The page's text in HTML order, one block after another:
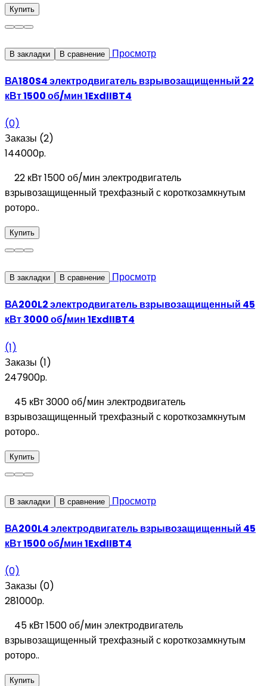
Купить
В закладки В сравнение Просмотр
ВА180S4 электродвигатель взрывозащищенный 22
кВт 1500 об/мин 1ExdIIBT4
(0)
Заказы (2)
144000р.
22 кВт 1500 об/мин электродвигатель
взрывозащищенный трехфазный с короткозамкнутым
роторо..
Купить
В закладки В сравнение Просмотр
ВА200L2 электродвигатель взрывозащищенный 45
кВт 3000 об/мин 1ExdIIBT4
(1)
Заказы (1)
247900р.
45 кВт 3000 об/мин электродвигатель
взрывозащищенный трехфазный с короткозамкнутым
роторо..
Купить
В закладки В сравнение Просмотр
ВА200L4 электродвигатель взрывозащищенный 45
кВт 1500 об/мин 1ExdIIBT4
(0)
Заказы (0)
281000р.
45 кВт 1500 об/мин электродвигатель
взрывозащищенный трехфазный с короткозамкнутым
роторо..
Купить